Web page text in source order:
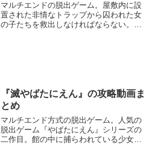
マルチエンドの脱出ゲーム。屋敷内に設
置された非情なトラップから囚われた女
の子たちを救出しなければならない。
『滅やばたにえん』の攻略動画ま
とめ
マルチエンド方式の脱出ゲーム。人気の
脱出ゲーム『やばたにえん』シリーズの
二作目。館の中に捕らわれている少女を